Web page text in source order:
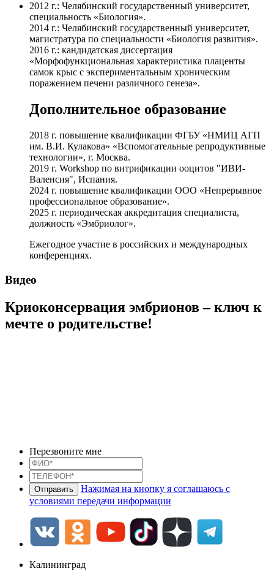
2012 г.: Челябинский государственный университет,
специальность «Биология».
2014 г.: Челябинский государственный университет,
магистратура по специальности «Биология развития».
2016 г.: кандидатская диссертация
«Морфофункциональная характеристика плаценты
самок крыс с экспериментальным хроническим
поражением печени различного генеза».
Дополнительное образование
2018 г. повышение квалификации ФГБУ «НМИЦ АГП
им. В.И. Кулакова» «Вспомогательные репродуктивные
технологии», г. Москва.
2019 г. Workshop по витрификации ооцитов "ИВИ-
Валенсия", Испания.
2024 г. повышение квалификации ООО «Непрерывное
профессиональное образование».
2025 г. периодическая аккредитация специалиста,
должность «Эмбриолог».
Ежегодное участие в российских и международных
конференциях.
Видео
Криоконсервация эмбрионов – ключ к
мечте о родительстве!
Перезвоните мне
Нажимая на кнопку я соглашаюсь с
условиями передачи информации
Калининград